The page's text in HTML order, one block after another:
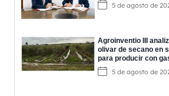
5 de agosto de
Agroinventio III
olivar de secano en
para producir con
5 de agosto de